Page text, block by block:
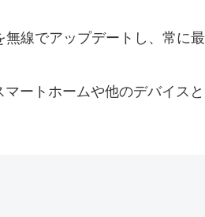
線でアップデートし、常に最
ートホームや他のデバイスと